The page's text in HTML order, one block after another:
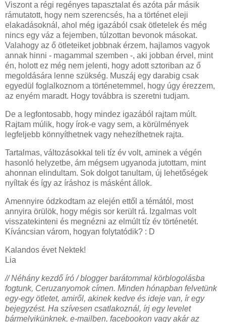
Viszont a régi regényes tapasztalat és azóta pár másik
rámutatott, hogy nem szerencsés, ha a történet eleji
elakadásoknál, ahol még igazából csak ötletelek és még
nincs egy váz a fejemben, túlzottan bevonok másokat.
Valahogy az ő ötleteiket jobbnak érzem, hajlamos vagyok
annak hinni - magammal szemben -, aki jobban érvel, mint
én, holott ez még nem jelenti, hogy adott sztoriban az ő
megoldására lenne szükség. Muszáj egy darabig csak
egyedül foglalkoznom a történetemmel, hogy úgy érezzem,
az enyém maradt. Hogy továbbra is szeretni tudjam.
De a legfontosabb, hogy mindez igazából rajtam múlt.
Rajtam múlik, hogy írok-e vagy sem, a körülmények
legfeljebb könnyíthetnek vagy nehezíthetnek rajta.
Tartalmas, változásokkal teli tíz év volt, aminek a végén
hasonló helyzetbe, ám mégsem ugyanoda jutottam, mint
ahonnan elindultam. Sok dolgot tanultam, új lehetőségek
nyíltak és így az íráshoz is másként állok.
Amennyire ódzkodtam az elején ettől a témától, most
annyira örülök, hogy mégis sor került rá. Izgalmas volt
visszatekinteni és megnézni az elmúlt tíz év történetét.
Kíváncsian várom, hogyan folytatódik? : D
Kalandos évet Nektek!
Lia
// Néhány kezdő író / blogger barátommal körblogolásba
fogtunk, Ceruzanyomok címen. Minden hónapban felvetünk
egy-egy ötletet, amiről, akinek kedve és ideje van, ír egy
bejegyzést. Ha szívesen csatlakoznál, írj egy levelet
bármelyikünknek, e-mailben, facebookon vagy akár az